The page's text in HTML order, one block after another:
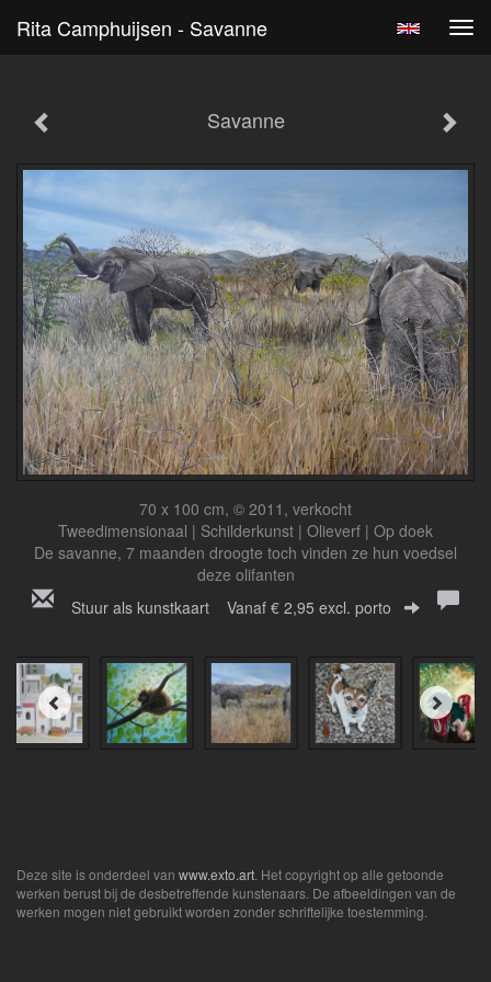
Rita Camphuijsen - Savanne
Savanne
70 x 100 cm, © 2011, verkocht
Tweedimensionaal | Schilderkunst | Olieverf | Op doek
De savanne, 7 maanden droogte toch vinden ze hun voedsel
deze olifanten
Stuur als kunstkaart Vanaf € 2,95 excl. porto
Deze site is onderdeel van www.exto.art . Het copyright op alle getoonde
werken berust bij de desbetreffende kunstenaars. De afbeeldingen van de
werken mogen niet gebruikt worden zonder schriftelijke toestemming.